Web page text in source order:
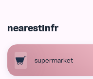
nearestInfr
supermarket